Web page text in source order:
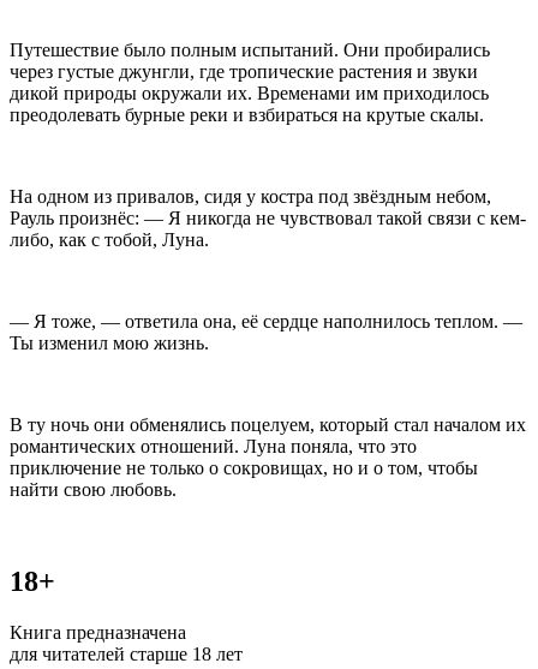
Путешествие было полным испытаний. Они пробирались
через густые джунгли, где тропические растения и звуки
дикой природы окружали их. Временами им приходилось
преодолевать бурные реки и взбираться на крутые скалы.
На одном из привалов, сидя у костра под звёздным небом,
Рауль произнёс: — Я никогда не чувствовал такой связи с кем-
либо, как с тобой, Луна.
— Я тоже, — ответила она, её сердце наполнилось теплом. —
Ты изменил мою жизнь.
В ту ночь они обменялись поцелуем, который стал началом их
романтических отношений. Луна поняла, что это
приключение не только о сокровищах, но и о том, чтобы
найти свою любовь.
18+
Книга предназначена
для читателей старше 18 лет